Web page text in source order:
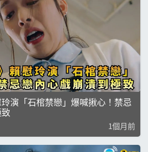
玲演「石棺禁戀」爆喊揪心！禁忌
1個月前